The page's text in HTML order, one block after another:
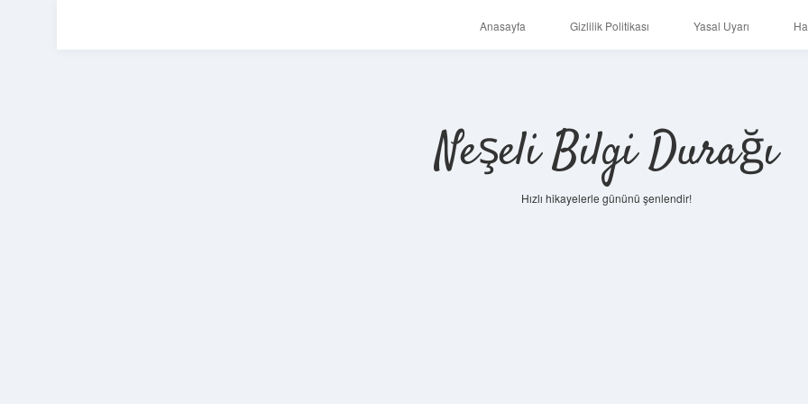
Anasayfa Gizlilik Politikası Yasal Uyarı
Neşeli Bilgi Durağı
Hızlı hikayelerle gününü şenlendir!